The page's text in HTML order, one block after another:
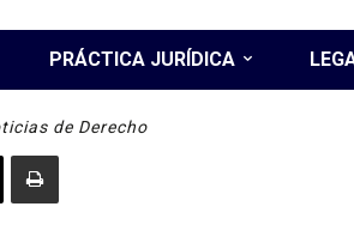
PRÁCTICA JURÍDICA
de Derecho